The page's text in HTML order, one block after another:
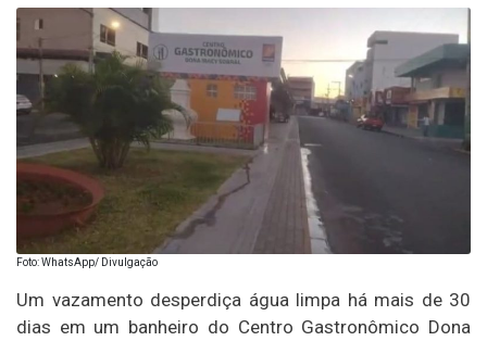
Foto: WhatsApp/ Divulgação
Um vazamento desperdiça água limpa há mais de 30
dias em um banheiro do Centro Gastronômico Dona